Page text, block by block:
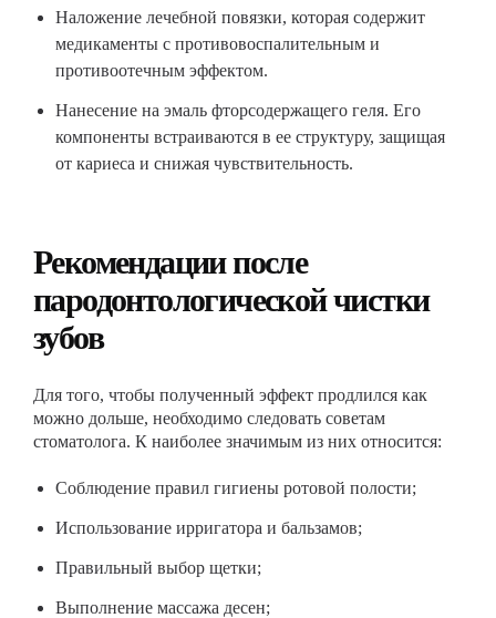
Наложение лечебной повязки, которая содержит
медикаменты с противовоспалительным и
противоотечным эффектом.
Нанесение на эмаль фторсодержащего геля. Его
компоненты встраиваются в ее структуру, защищая
от кариеса и снижая чувствительность.
Рекомендации после
пародонтологической чистки
зубов
Для того, чтобы полученный эффект продлился как
можно дольше, необходимо следовать советам
стоматолога. К наиболее значимым из них относится:
Соблюдение правил гигиены ротовой полости;
Использование ирригатора и бальзамов;
Правильный выбор щетки;
Выполнение массажа десен;